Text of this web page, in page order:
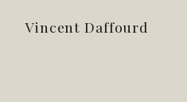
Vincent Daffourd